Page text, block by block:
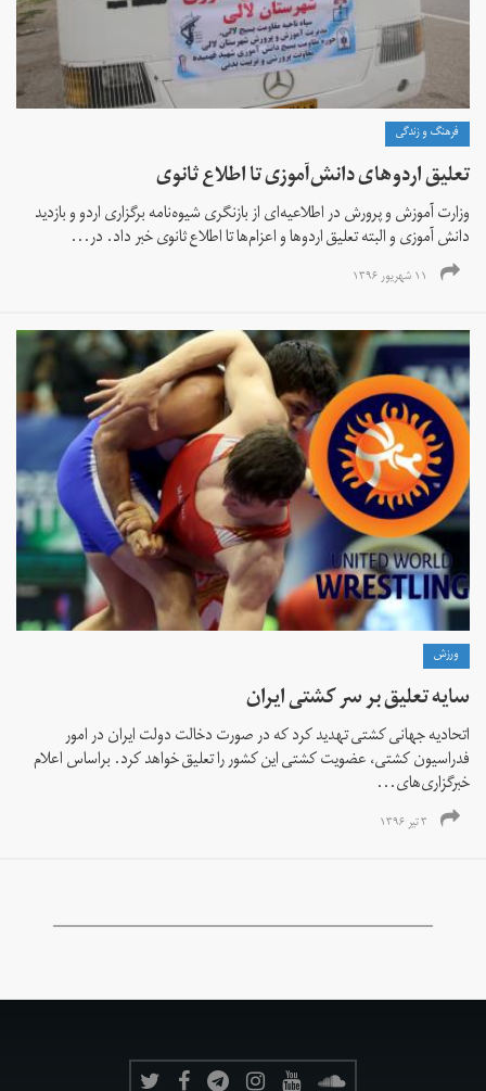
فرهنگ و زندگی
تعلیق اردوهای دانش‌آموزی تا اطلاع ثانوی
وزارت آموزش و پرورش در اطلاعیه‌ای از بازنگری شیوه‌نامه برگزاری اردو و بازدید
دانش آموزی و البته تعلیق اردوها و اعزام‌ها تا اطلاع ثانوی خبر داد. در...
۱۱ شهریور ۱۳۹۶
ورزش
سایه تعلیق بر سر کشتی ایران
اتحادیه جهانی کشتی تهدید کرد که در صورت دخالت دولت ایران در امور
فدراسیون کشتی، عضویت کشتی این کشور را تعلیق خواهد کرد. براساس اعلام
خبرگزاری‌های...
۳ تیر ۱۳۹۶